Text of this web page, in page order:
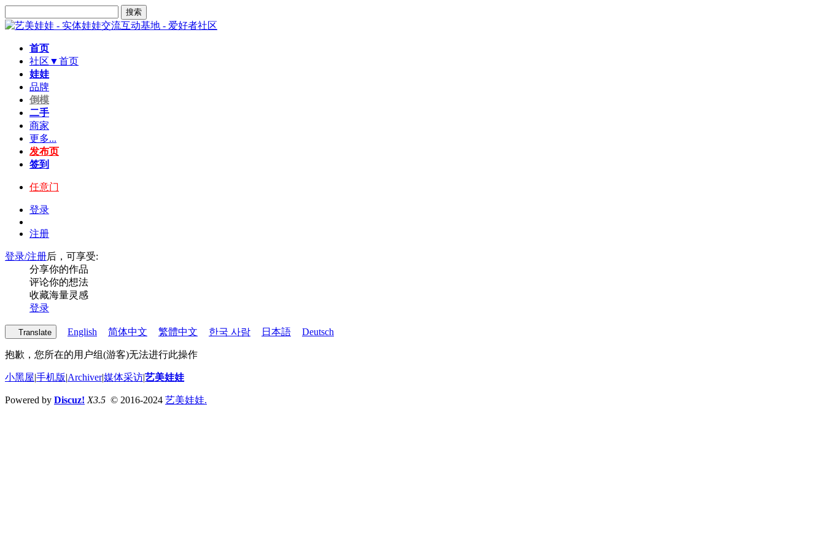
搜索
首页
社区▼首页
娃娃
品牌
倒模
二手
商家
更多...
发布页
签到
任意门
登录
注册
登录/注册后，可享受:
分享你的作品
评论你的想法
收藏海量灵感
登录
Translate English 简体中文 繁體中文 한국 사람 日本語 Deutsch
抱歉，您所在的用户组(游客)无法进行此操作
小黑屋|手机版|Archiver|媒体采访|艺美娃娃
Powered by Discuz! X3.5 © 2016-2024 艺美娃娃.